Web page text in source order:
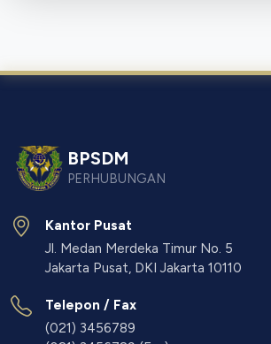
BPSDM
PERHUBUNGAN
Kantor Pusat
Jl. Medan Merdeka Timur No. 5
Jakarta Pusat, DKI Jakarta 10110
Telepon / Fax
(021) 3456789